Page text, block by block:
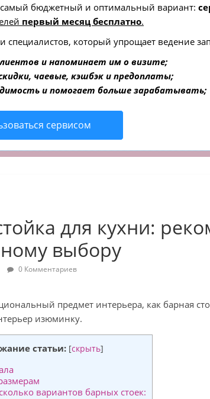
бюджетный и оптимальный вариант:
первый месяц бесплатно.
специалистов, который упрощает ведение
и напоминает им о визите;
чаевые, кэшбэк и предоплаты;
и помогает больше зарабатывать;
сервисом
для кухни:
выбору
0 Комментариев
предмет интерьера, как барная
изюминку.
статьи: [скрыть]
вариантов барных стоек: